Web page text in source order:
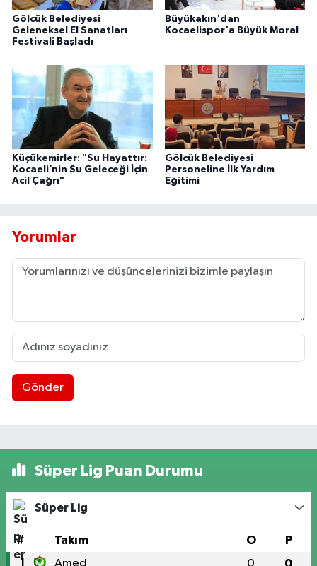
Gölcük Belediyesi
Geleneksel El Sanatları
Festivali Başladı
Büyükakın'dan
Kocaelispor'a Büyük Moral
Küçükemirler: "Su Hayattır:
Kocaeli’nin Su Geleceği İçin
Acil Çağrı"
Gölcük Belediyesi
Personeline İlk Yardım
Eğitimi
Yorumlar
Gönder
Süper Lig Puan Durumu
Süper Lig
# Takım O P
1